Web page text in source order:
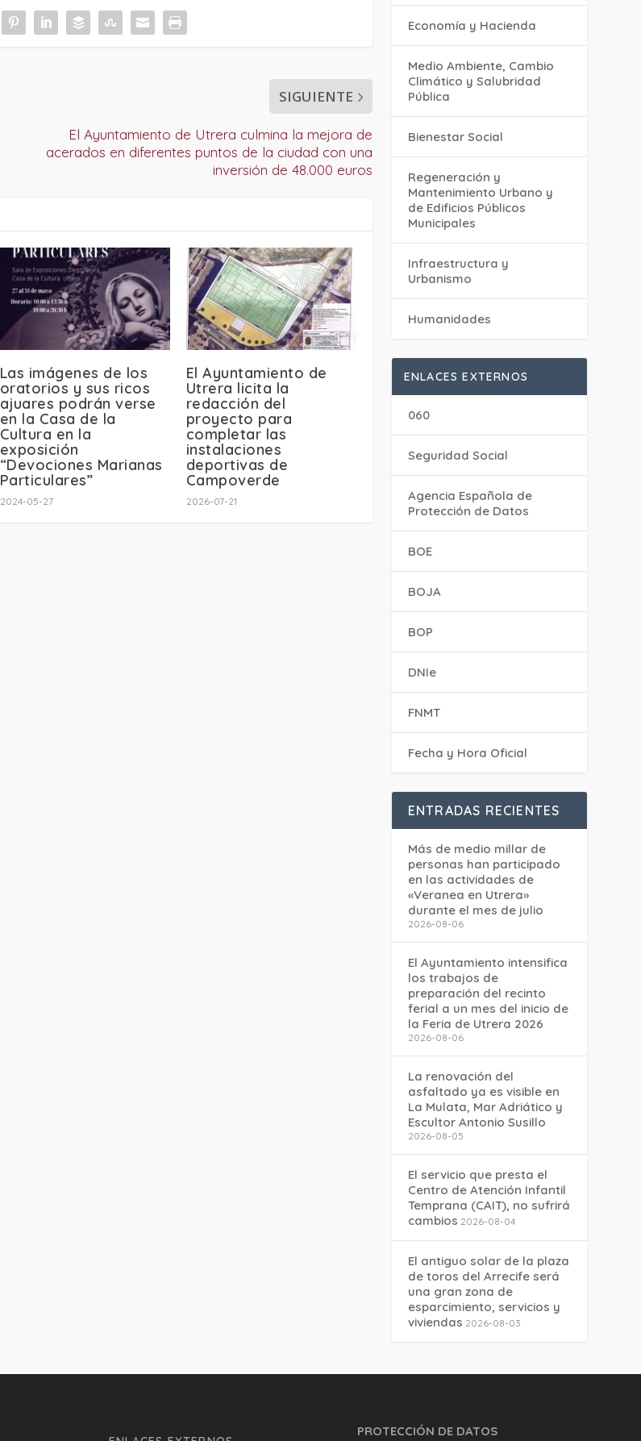
SIGUIENTE
El Ayuntamiento de Utrera culmina la mejora de
acerados en diferentes puntos de la ciudad con una
inversión de 48.000 euros
Las imágenes de los
oratorios y sus ricos
ajuares podrán verse
en la Casa de la
Cultura en la
exposición
“Devociones Marianas
Particulares”
2024-05-27
El Ayuntamiento de
Utrera licita la
redacción del
proyecto para
completar las
instalaciones
deportivas de
Campoverde
2026-07-21
Economía y Hacienda
Medio Ambiente, Cambio
Climático y Salubridad
Pública
Bienestar Social
Regeneración y
Mantenimiento Urbano y
de Edificios Públicos
Municipales
Infraestructura y
Urbanismo
Humanidades
ENLACES EXTERNOS
060
Seguridad Social
Agencia Española de
Protección de Datos
BOE
BOJA
BOP
DNIe
FNMT
Fecha y Hora Oficial
ENTRADAS RECIENTES
Más de medio millar de
personas han participado
en las actividades de
«Veranea en Utrera»
durante el mes de julio
2026-08-06
El Ayuntamiento intensifica
los trabajos de
preparación del recinto
ferial a un mes del inicio de
la Feria de Utrera 2026
2026-08-06
La renovación del
asfaltado ya es visible en
La Mulata, Mar Adriático y
Escultor Antonio Susillo
2026-08-05
El servicio que presta el
Centro de Atención Infantil
Temprana (CAIT), no sufrirá
cambios 2026-08-04
El antiguo solar de la plaza
de toros del Arrecife será
una gran zona de
esparcimiento, servicios y
viviendas 2026-08-03
PROTECCIÓN DE DATOS